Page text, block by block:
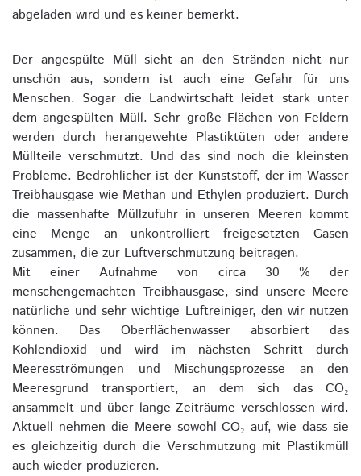
abgeladen wird und es keiner bemerkt.
Der angespülte Müll sieht an den Stränden nicht nur
unschön aus, sondern ist auch eine Gefahr für uns
Menschen. Sogar die Landwirtschaft leidet stark unter
dem angespülten Müll. Sehr große Flächen von Feldern
werden durch herangewehte Plastiktüten oder andere
Müllteile verschmutzt. Und das sind noch die kleinsten
Probleme. Bedrohlicher ist der Kunststoff, der im Wasser
Treibhausgase wie Methan und Ethylen produziert. Durch
die massenhafte Müllzufuhr in unseren Meeren kommt
eine Menge an unkontrolliert freigesetzten Gasen
zusammen, die zur Luftverschmutzung beitragen.
Mit einer Aufnahme von circa 30 % der
menschengemachten Treibhausgase, sind unsere Meere
natürliche und sehr wichtige Luftreiniger, den wir nutzen
können. Das Oberflächenwasser absorbiert das
Kohlendioxid und wird im nächsten Schritt durch
Meeresströmungen und Mischungsprozesse an den
Meeresgrund transportiert, an dem sich das CO₂
ansammelt und über lange Zeiträume verschlossen wird.
Aktuell nehmen die Meere sowohl CO₂ auf, wie dass sie
es gleichzeitig durch die Verschmutzung mit Plastikmüll
auch wieder produzieren.